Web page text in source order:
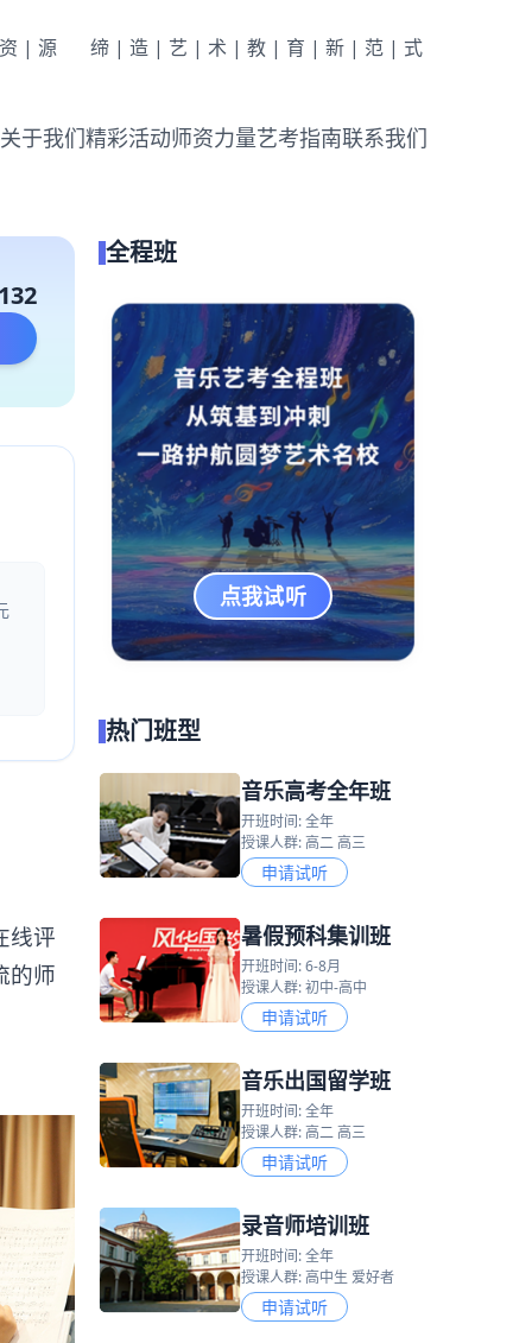
|源 缔|造|艺|术|教|育|新|范|式
关于我们精彩活动师资力量艺考指南联系我们
线评
的师
全程班
点我试听
热门班型
音乐高考全年班
开班时间: 全年
授课人群: 高二 高三
申请试听
暑假预科集训班
开班时间: 6-8月
授课人群: 初中-高中
申请试听
音乐出国留学班
开班时间: 全年
授课人群: 高二 高三
申请试听
录音师培训班
开班时间: 全年
授课人群: 高中生 爱好者
申请试听